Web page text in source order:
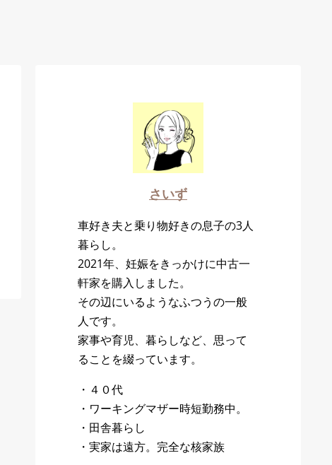
さいず
車好き夫と乗り物好きの息子の3人
暮らし。
2021年、妊娠をきっかけに中古一
軒家を購入しました。
その辺にいるようなふつうの一般
人です。
家事や育児、暮らしなど、思って
ることを綴っています。
・４０代
・ワーキングマザー時短勤務中。
・田舎暮らし
・実家は遠方。完全な核家族